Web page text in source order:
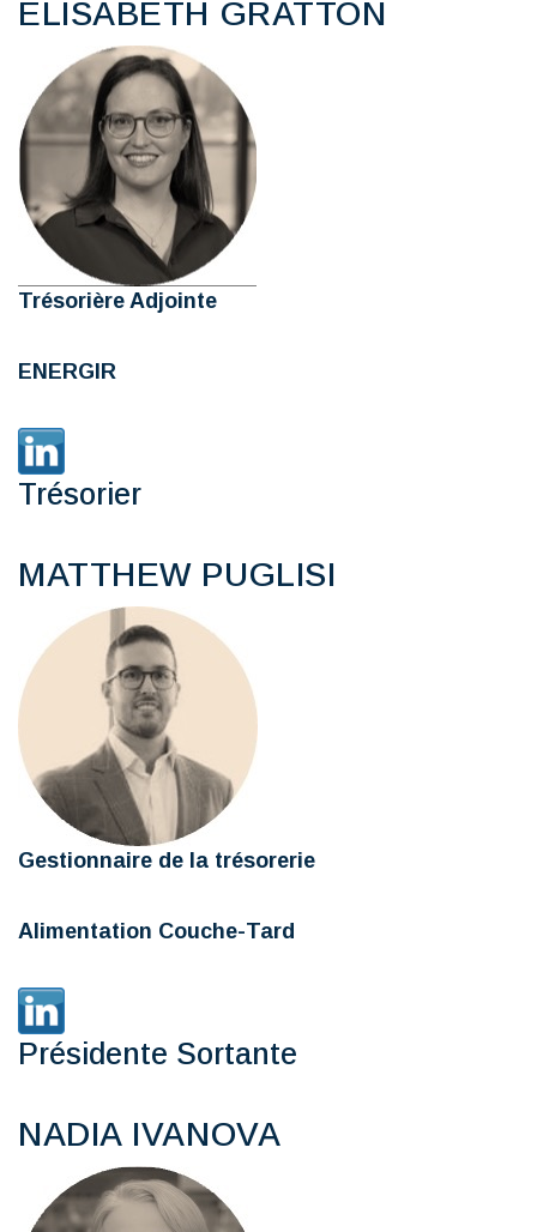
ELISABETH GRATTON
Trésorière Adjointe
ENERGIR
Trésorier
MATTHEW PUGLISI
Gestionnaire de la trésorerie
Alimentation Couche-Tard
Présidente Sortante
NADIA IVANOVA